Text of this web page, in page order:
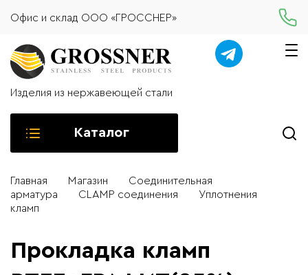
Офис и склад ООО «ГРОССНЕР»
Изделия из нержавеющей стали
Каталог
Главная Магазин
Соединительная
арматура
CLAMP соединения
Уплотнения
кламп
Прокладка кламп